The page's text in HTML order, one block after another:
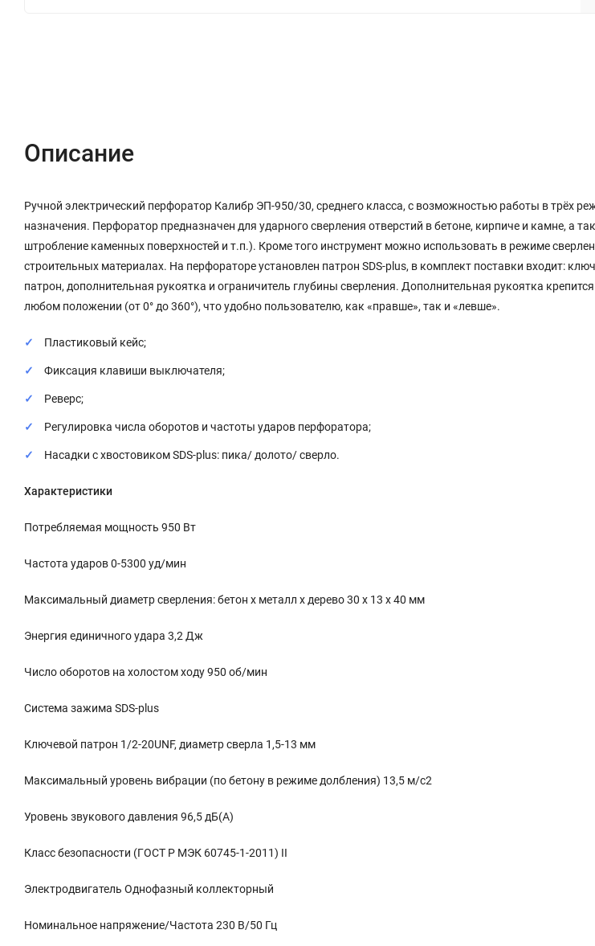
Описание
Ручной электрический перфоратор Калибр ЭП-950/30, среднего класса, с возможностью работы в трёх
назначения. Перфоратор предназначен для ударного сверления отверстий в бетоне, кирпиче и камне,
штробление каменных поверхностей и т.п.). Кроме того инструмент можно использовать в режиме
строительных материалах. На перфораторе установлен патрон SDS-plus, в комплект поставки входит:
патрон, дополнительная рукоятка и ограничитель глубины сверления. Дополнительная рукоятка
любом положении (от 0° до 360°), что удобно пользователю, как «правше», так и «левше».
Пластиковый кейс;
Фиксация клавиши выключателя;
Реверс;
Регулировка числа оборотов и частоты ударов перфоратора;
Насадки с хвостовиком SDS-plus: пика/ долото/ сверло.
Характеристики
Потребляемая мощность 950 Вт
Частота ударов 0-5300 уд/мин
Максимальный диаметр сверления: бетон х металл х дерево 30 х 13 х 40 мм
Энергия единичного удара 3,2 Дж
Число оборотов на холостом ходу 950 об/мин
Система зажима SDS-plus
Ключевой патрон 1/2-20UNF, диаметр сверла 1,5-13 мм
Максимальный уровень вибрации (по бетону в режиме долбления) 13,5 м/с2
Уровень звукового давления 96,5 дБ(А)
Класс безопасности (ГОСТ Р МЭК 60745-1-2011) II
Электродвигатель Однофазный коллекторный
Номинальное напряжение/Частота 230 В/50 Гц